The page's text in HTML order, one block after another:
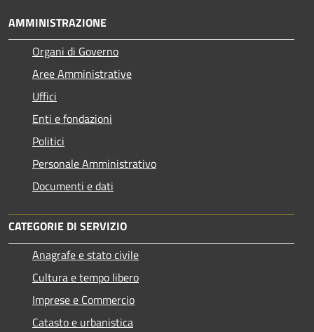
AMMINISTRAZIONE
Organi di Governo
Aree Amministrative
Uffici
Enti e fondazioni
Politici
Personale Amministrativo
Documenti e dati
CATEGORIE DI SERVIZIO
Anagrafe e stato civile
Cultura e tempo libero
Imprese e Commercio
Catasto e urbanistica